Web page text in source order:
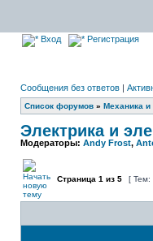
Вход Регистрация
Сообщения без ответов |
Список форумов » Механика и
Электрика и
Модераторы: Andy Frost,
Страница 1 из 5 [ Тем: